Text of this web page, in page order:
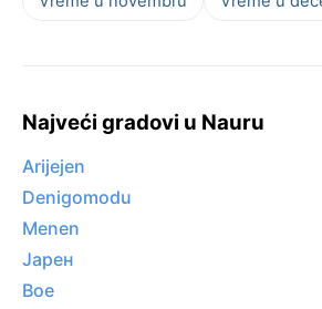
Najveći gradovi u Nauru
Arijejen
Denigomodu
Menen
Јарен
Boe